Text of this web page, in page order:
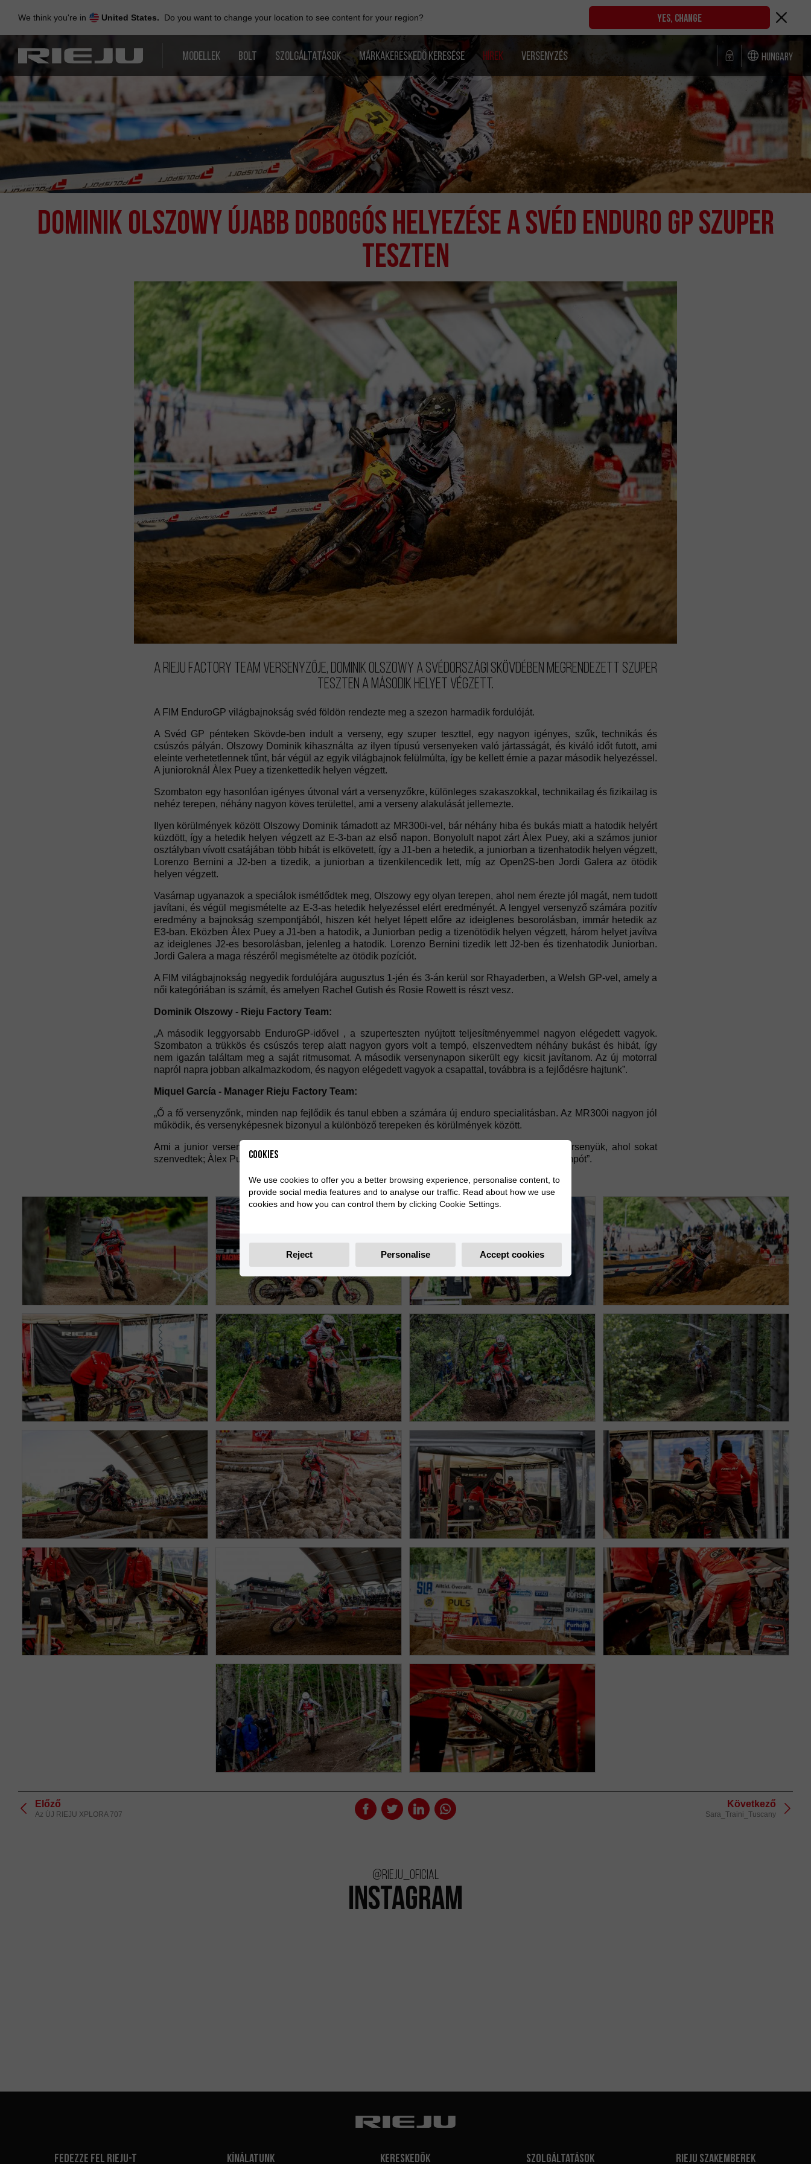
content
We think you're in United States. Do you want to change your location to see content for your region? YES, CHANGE
MODELLEK BOLT SZOLGÁLTATÁSOK MÁRKAKERESKEDŐ KERESÉSE HÍREK VERSENYZÉS Hungary
DOMINIK OLSZOWY ÚJABB DOBOGÓS HELYEZÉSE A SVÉD ENDURO GP SZUPER
TESZTEN
A Rieju Factory Team versenyzője, Dominik Olszowy a svédországi Skövdében megrendezett szuper
teszten a második helyet végzett.
A FIM EnduroGP világbajnokság svéd földön rendezte meg a szezon harmadik fordulóját.
A Svéd GP pénteken Skövde-ben indult a verseny, egy szuper teszttel, egy nagyon igényes, szűk, technikás és
csúszós pályán. Olszowy Dominik kihasználta az ilyen típusú versenyeken való jártasságát, és kiváló időt futott, ami
eleinte verhetetlennek tűnt, bár végül az egyik világbajnok felülmúlta, így be kellett érnie a pazar második helyezéssel.
A junioroknál Àlex Puey a tizenkettedik helyen végzett.
Szombaton egy hasonlóan igényes útvonal várt a versenyzőkre, különleges szakaszokkal, technikailag és fizikailag is
nehéz terepen, néhány nagyon köves területtel, ami a verseny alakulását jellemezte.
Ilyen körülmények között Olszowy Dominik támadott az MR300i-vel, bár néhány hiba és bukás miatt a hatodik helyért
küzdött, így a hetedik helyen végzett az E-3-ban az első napon. Bonyolult napot zárt Àlex Puey, aki a számos junior
osztályban vívott csatájában több hibát is elkövetett, így a J1-ben a hetedik, a juniorban a tizenhatodik helyen végzett,
Lorenzo Bernini a J2-ben a tizedik, a juniorban a tizenkilencedik lett, míg az Open2S-ben Jordi Galera az ötödik
helyen végzett.
Vasárnap ugyanazok a speciálok ismétlődtek meg, Olszowy egy olyan terepen, ahol nem érezte jól magát, nem tudott
javítani, és végül megismételte az E-3-as hetedik helyezéssel elért eredményét. A lengyel versenyző számára pozitív
eredmény a bajnokság szempontjából, hiszen két helyet lépett előre az ideiglenes besorolásban, immár hetedik az
E3-ban. Eközben Àlex Puey a J1-ben a hatodik, a Juniorban pedig a tizenötödik helyen végzett, három helyet javítva
az ideiglenes J2-es besorolásban, jelenleg a hatodik. Lorenzo Bernini tizedik lett J2-ben és tizenhatodik Juniorban.
Jordi Galera a maga részéről megismételte az ötödik pozíciót.
A FIM világbajnokság negyedik fordulójára augusztus 1-jén és 3-án kerül sor Rhayaderben, a Welsh GP-vel, amely a
női kategóriában is számít, és amelyen Rachel Gutish és Rosie Rowett is részt vesz.
Dominik Olszowy - Rieju Factory Team:
„A második leggyorsabb EnduroGP-idővel , a szuperteszten nyújtott teljesítményemmel nagyon elégedett vagyok.
Szombaton a trükkös és csúszós terep alatt nagyon gyors volt a tempó, elszenvedtem néhány bukást és hibát, így
nem igazán találtam meg a saját ritmusomat. A második versenynapon sikerült egy kicsit javítanom. Az új motorral
napról napra jobban alkalmazkodom, és nagyon elégedett vagyok a csapattal, továbbra is a fejlődésre hajtunk”.
Miquel García - Manager Rieju Factory Team:
„Ő a fő versenyzőnk, minden nap fejlődik és tanul ebben a számára új enduro specialitásban. Az MR300i nagyon jól
működik, és versenyképesnek bizonyul a különböző terepeken és körülmények között.
Ami a junior versenyzőinket illeti, itt Svédországban volt néhány nagyon nehéz és kemény versenyük, ahol sokat
szenvedtek; Àlex Puey, Lorenzo Bernini és Jordi Galera az Open2S-ben, apránként felvették a tempót”.
Előző
Az ÚJ RIEJU XPLORA 707
Következő
Sara_Traini_Tuscany
@rieju_oficial
INSTAGRAM
Fedezze fel Rieju-t Kínálatunk Kereskedők Szolgáltatások Rieju szakemberek
Cookies
We use cookies to offer you a better browsing experience, personalise content, to
provide social media features and to analyse our traffic. Read about how we use
cookies and how you can control them by clicking Cookie Settings.
Reject Personalise Accept cookies